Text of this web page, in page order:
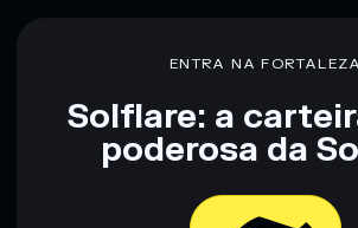
ENTRA NA FORTALEZA
Solflare: a
poderosa da